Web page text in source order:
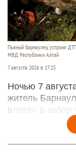
Пьяный барнаулец устроил
МВД Республики Алтай
7 августа 2026 в 17:25
Ночью 7
житель
влетел в забор